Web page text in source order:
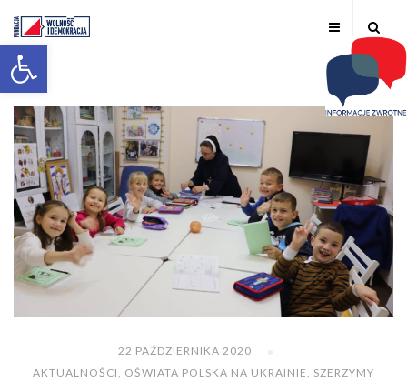
Otwórz pasek narzędzi
22 PAŹDZIERNIKA 2020
AKTUALNOŚCI, OŚWIATA POLSKA NA UKRAINIE, SZERZYMY